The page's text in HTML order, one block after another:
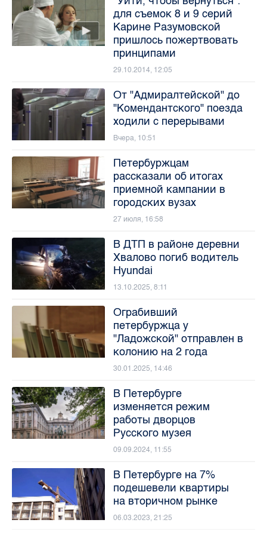
для съемок 8 и 9 серий
Карине Разумовской
пришлось пожертвовать
принципами
29.10.2014, 12:05
От "Адмиралтейской" до
"Комендантского" поезда
ходили с перерывами
Вчера, 10:51
Петербуржцам
рассказали об итогах
приемной кампании в
городских вузах
27 июля, 16:58
В ДТП в районе деревни
Хвалово погиб водитель
Hyundai
13.10.2025, 8:11
Ограбивший
петербуржца у
"Ладожской" отправлен в
колонию на 2 года
30.01.2025, 14:46
В Петербурге
изменяется режим
работы дворцов
Русского музея
09.09.2024, 11:55
В Петербурге на 7%
подешевели квартиры
на вторичном рынке
06.03.2023, 21:25